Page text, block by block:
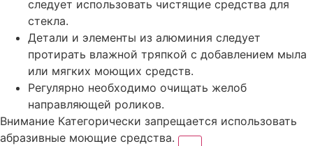
следует использовать чистящие средства для
стекла.
Детали и элементы из алюминия следует
протирать влажной тряпкой с добавлением мыла
или мягких моющих средств.
Регулярно необходимо очищать желоб
направляющей роликов.
Внимание Категорически запрещается использовать
абразивные моющие средства.